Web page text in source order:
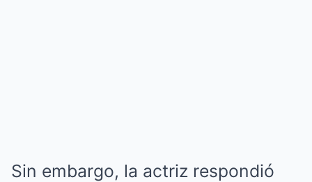
Sin embargo, la actriz respondió